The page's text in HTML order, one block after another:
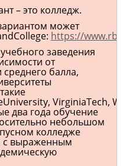
– это колледж.
может
https://
заведения
от
балла,
VirginiaTech,
два года обучение
небольшом
колледже
с выраженным